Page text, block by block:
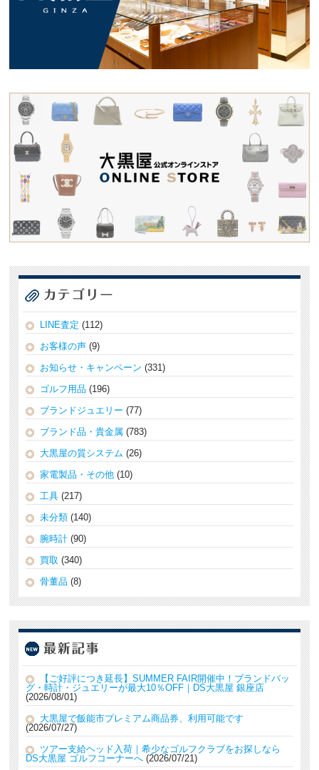
LINE査定 (112)
お客様の声 (9)
お知らせ・キャンペーン (331)
ゴルフ用品 (196)
ブランドジュエリー (77)
ブランド品・貴金属 (783)
大黒屋の質システム (26)
家電製品・その他 (10)
工具 (217)
未分類 (140)
腕時計 (90)
買取 (340)
骨董品 (8)
【ご好評につき延長】SUMMER FAIR開催中！ブランドバッ
グ・時計・ジュエリーが最大10％OFF｜DS大黒屋 銀座店
2026/08/01
大黒屋で飯能市プレミアム商品券、利用可能です
2026/07/27
ツアー支給ヘッド入荷｜希少なゴルフクラブをお探しなら
DS大黒屋 ゴルフコーナーへ 2026/07/21